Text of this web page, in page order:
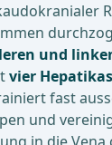
und
vier
fast
und